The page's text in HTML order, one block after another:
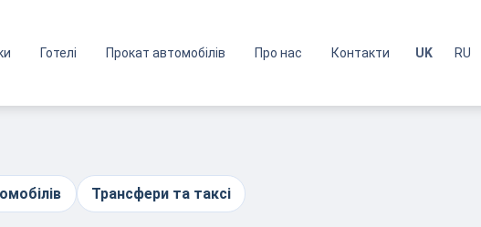
Готелі Прокат автомобілів Про нас Контакти UK RU
Трансфери та таксі